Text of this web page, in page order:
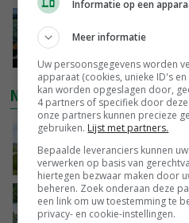
je gelukkig van
NIEUWSTE VIDEO'S
POAH!: John
VANDAAG, 10:00
Oekraïne-
de ambassade
Informatie op een
Meer informatie
Uw persoonsgegevens worden
apparaat (cookies, unieke ID's
kan worden opgeslagen door,
4 partners of specifiek door
onze partners kunnen precieze
gebruiken. Lijst met partners.
Bepaalde leveranciers kunnen
verwerken op basis van
hiertegen bezwaar maken door
beheren. Zoek onderaan deze
een link om uw toestemming te
privacy- en cookie-instellingen.